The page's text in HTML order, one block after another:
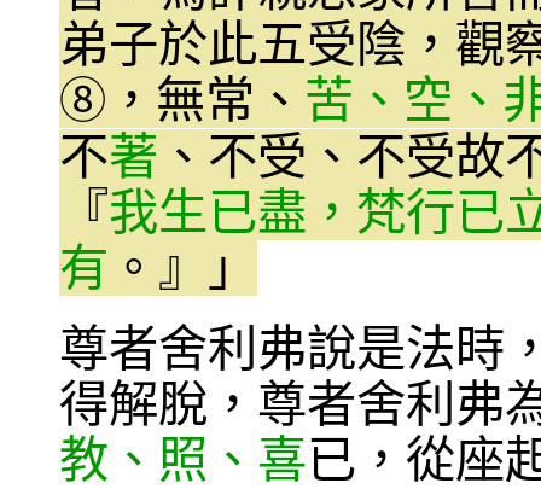
弟子於此五受陰，觀
⑧ ，無常、 苦、空、
不著 、不受、不受故
『我生已盡，梵行已
有 。』」
尊者舍利弗說是法時
得解脫，尊者舍利弗
教、照、喜已，從座